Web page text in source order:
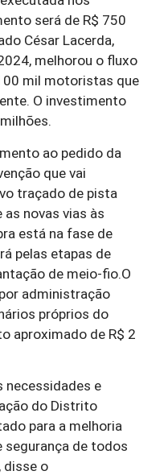
será de R$ 750
César Lacerda,
melhorou o fluxo
mil motoristas que
O investimento
ao pedido da
que vai
traçado de pista
novas vias às
está na fase de
pelas etapas de
de meio-fio.O
administração
próprios do
aproximado de R$ 2
necessidades e
do Distrito
para a melhoria
de todos
disse o